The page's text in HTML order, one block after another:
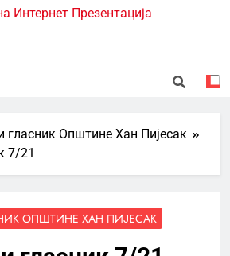
Интернет Презентација
гласник Општине Хан Пијесак
7/21
ОПШТИНЕ ХАН ПИЈЕСАК